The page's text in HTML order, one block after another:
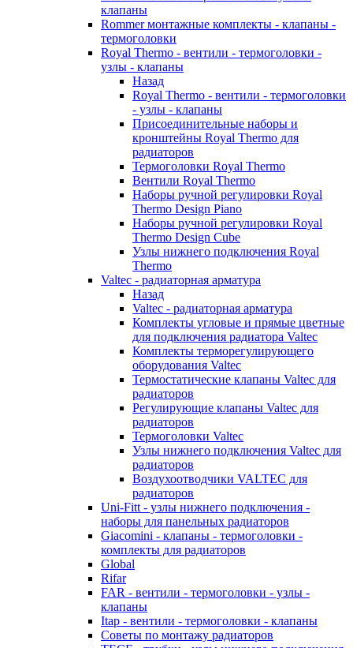
клапаны
Rommer монтажные комплекты - клапаны -
термоголовки
Royal Thermo - вентили - термоголовки -
узлы - клапаны
Назад
Royal Thermo - вентили - термоголовки
- узлы - клапаны
Присоединительные наборы и
кронштейны Royal Thermo для
радиаторов
Термоголовки Royal Thermo
Вентили Royal Thermo
Наборы ручной регулировки Royal
Thermo Design Piano
Наборы ручной регулировки Royal
Thermo Design Cube
Узлы нижнего подключения Royal
Thermo
Valtec - радиаторная арматура
Назад
Valtec - радиаторная арматура
Комплекты угловые и прямые цветные
для подключения радиатора Valtec
Комплекты терморегулирующего
оборудования Valtec
Термостатические клапаны Valtec для
радиаторов
Регулирующие клапаны Valtec для
радиаторов
Термоголовки Valtec
Узлы нижнего подключения Valtec для
радиаторов
Воздухоотводчики VALTEC для
радиаторов
Uni-Fitt - узлы нижнего подключения -
наборы для панельных радиаторов
Giacomini - клапаны - термоголовки -
комплекты для радиаторов
Global
Rifar
FAR - вентили - термоголовки - узлы -
клапаны
Itap - вентили - термоголовки - клапаны
Советы по монтажу радиаторов